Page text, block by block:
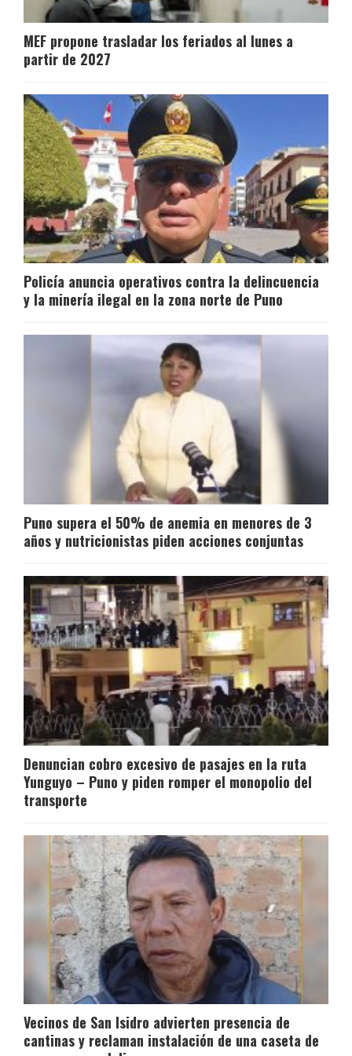
MEF propone trasladar los feriados al lunes a
partir de 2027
Policía anuncia operativos contra la delincuencia
y la minería ilegal en la zona norte de Puno
Puno supera el 50% de anemia en menores de 3
años y nutricionistas piden acciones conjuntas
Denuncian cobro excesivo de pasajes en la ruta
Yunguyo – Puno y piden romper el monopolio del
transporte
Vecinos de San Isidro advierten presencia de
cantinas y reclaman instalación de una caseta de